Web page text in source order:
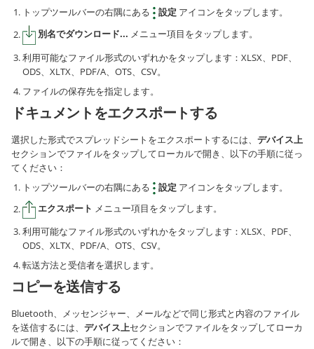
トップツールバーの右隅にある
設定 アイコンをタップします。
別名でダウンロード... メニュー項目をタップします。
利用可能なファイル形式のいずれかをタップします：XLSX、PDF、
ODS、XLTX、PDF/A、OTS、CSV。
ファイルの保存先を指定します。
ドキュメントをエクスポートする
選択した形式でスプレッドシートをエクスポートするには、 デバイス上
セクションでファイルをタップしてローカルで開き、以下の手順に従っ
てください：
トップツールバーの右隅にある
設定 アイコンをタップします。
エクスポート メニュー項目をタップします。
利用可能なファイル形式のいずれかをタップします：XLSX、PDF、
ODS、XLTX、PDF/A、OTS、CSV。
転送方法と受信者を選択します。
コピーを送信する
Bluetooth、メッセンジャー、メールなどで同じ形式と内容のファイル
を送信するには、 デバイス上セクションでファイルをタップしてローカ
ルで開き、以下の手順に従ってください：